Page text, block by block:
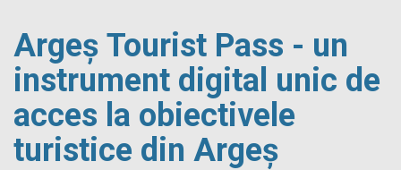
Argeș Tourist Pass - un
instrument digital unic de
acces la obiectivele
turistice din Argeș